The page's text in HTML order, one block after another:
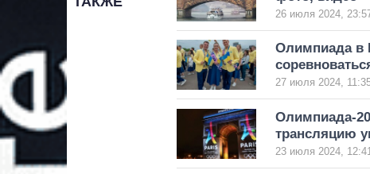
26 июля 2024,
Олимпиада в
27 июля 2024,
Олимпиада-
трансляцию
23 июля 2024, 12:41